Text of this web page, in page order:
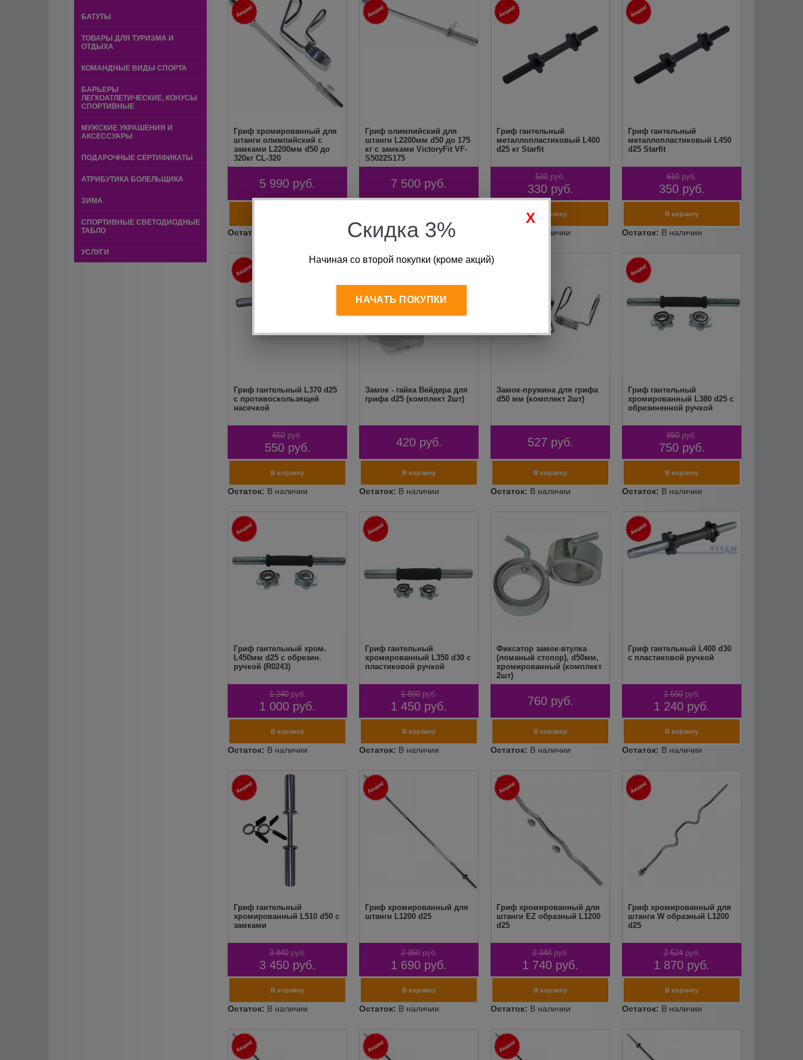
БАТУТЫ
ТОВАРЫ ДЛЯ ТУРИЗМА И
ОТДЫХА
КОМАНДНЫЕ ВИДЫ СПОРТА
БАРЬЕРЫ
ЛЕГКОАТЛЕТИЧЕСКИЕ, КОНУСЫ
СПОРТИВНЫЕ
МУЖСКИЕ УКРАШЕНИЯ И
АКСЕССУАРЫ
ПОДАРОЧНЫЕ СЕРТИФИКАТЫ
АТРИБУТИКА БОЛЕЛЬЩИКА
ЗИМА
СПОРТИВНЫЕ СВЕТОДИОДНЫЕ
ТАБЛО
УСЛУГИ
Гриф хромированный для
штанги олимпийский с
замками L2200мм d50 до
320кг CL-320
5 990 руб.
Гриф олимпийский для
штанги L2200мм d50 до 175
кг с замками VictoryFit VF-
S5022S175
7 500 руб.
Гриф гантельный
металлопластиковый L400
d25 кг Starfit
530 руб.
330 руб.
Гриф гантельный
металлопластиковый L450
d25 Starfit
610 руб.
350 руб.
Гриф гантельный L370 d25
с противоскользящей
насечкой
650 руб.
550 руб.
Замок - гайка Вейдера для
грифа d25 (комплект 2шт)
420 руб.
Замок-пружина для грифа
d50 мм (комплект 2шт)
527 руб.
Гриф гантельный
хромированный L380 d25 с
обрезиненной ручкой
850 руб.
750 руб.
Гриф гантельный хром.
L450мм d25 с обрезин.
ручкой (R0243)
1 240 руб.
1 000 руб.
Гриф гантельный
хромированный L350 d30 с
пластиковой ручкой
1 890 руб.
1 450 руб.
Фиксатор замок-втулка
(ломаный стопор), d50мм,
хромированный (комплект
2шт)
760 руб.
Гриф гантельный L400 d30
с пластиковой ручкой
1 550 руб.
1 240 руб.
Гриф гантельный
хромированный L510 d50 с
замками
3 840 руб.
3 450 руб.
Гриф хромированный для
штанги L1200 d25
2 360 руб.
1 690 руб.
Гриф хромированный для
штанги EZ образный L1200
d25
2 348 руб.
1 740 руб.
Гриф хромированный для
штанги W образный L1200
d25
2 524 руб.
1 870 руб.
Скидка 3%
Начиная со второй покупки (кроме акций)
НАЧАТЬ ПОКУПКИ